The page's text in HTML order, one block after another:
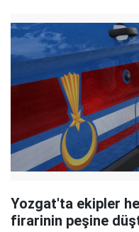
Yozgat'ta ekipler
firarinin peşine